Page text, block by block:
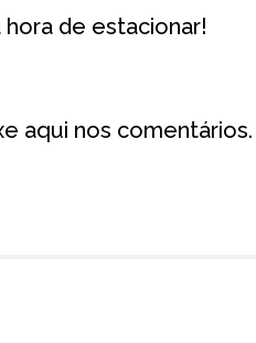
de estacionar!
aqui nos comentários.